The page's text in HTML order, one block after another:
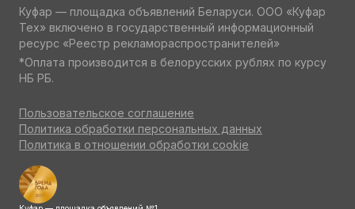
Куфар — площадка объявлений Беларуси. ООО «Куфар
Тех» включено в государственный информационный
ресурс «Реестр рекламораспространителей»
*Оплата производится в белорусских рублях по курсу
НБ РБ.
Пользовательское соглашение
Политика обработки персональных данных
Политика в отношении обработки cookie